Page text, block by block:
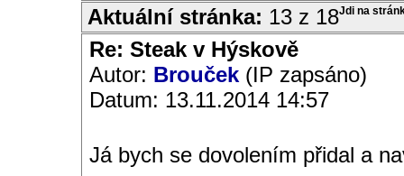
Jdi na
Aktuální stránka: 13 z 18
Re: Steak v Hýskově
Autor: Brouček (IP zapsáno)
Datum: 13.11.2014 14:57
Já bych se dovolením přidal a